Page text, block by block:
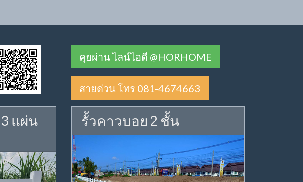
คุยผ่าน ไลน์ไอดี @HORHOME
สายด่วน โทร 081-4674663
แผ่น
รั้วคาวบอย 2 ชั้น